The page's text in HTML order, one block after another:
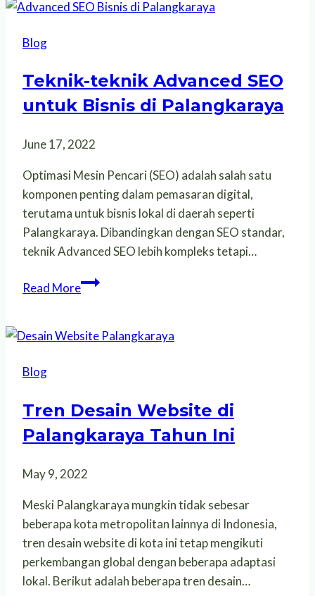
Data
UMKM
di
Blog
Teknik-teknik Advanced SEO
untuk Bisnis di Palangkaraya
June 17, 2022
Optimasi Mesin Pencari (SEO) adalah salah satu
komponen penting dalam pemasaran digital,
terutama untuk bisnis lokal di daerah seperti
Palangkaraya. Dibandingkan dengan SEO standar,
teknik Advanced SEO lebih kompleks tetapi…
Read MoreTeknik-
SEO
Palangkaraya
Blog
Tren Desain Website di
Palangkaraya Tahun Ini
May 9, 2022
Meski Palangkaraya mungkin tidak sebesar
beberapa kota metropolitan lainnya di Indonesia,
tren desain website di kota ini tetap mengikuti
perkembangan global dengan beberapa adaptasi
lokal. Berikut adalah beberapa tren desain…